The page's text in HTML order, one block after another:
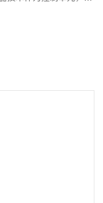
据上传使用；用户可